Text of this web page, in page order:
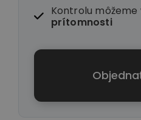
Kontrolu
prítomnosti